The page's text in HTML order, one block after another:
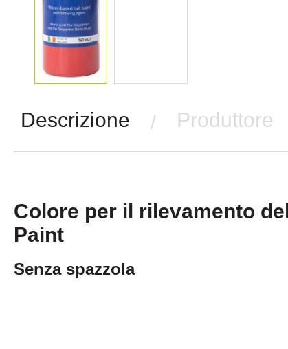
Descrizione / Produttore
Colore per il rilevamento
Paint
Senza spazzola